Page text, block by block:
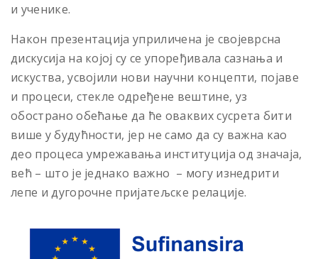
и ученике.
Након презентација уприличена је својеврсна
дискусија на којој су се упоређивала сазнања и
искуства, усвојили нови научни концепти, појаве
и процеси, стекле одређене вештине, уз
обострано обећање да ће оваквих сусрета бити
више у будућности, јер не само да су важна као
део процеса умрежавања институција од значаја,
већ – што је једнако важно – могу изнедрити
лепе и дугорочне пријатељске релације.